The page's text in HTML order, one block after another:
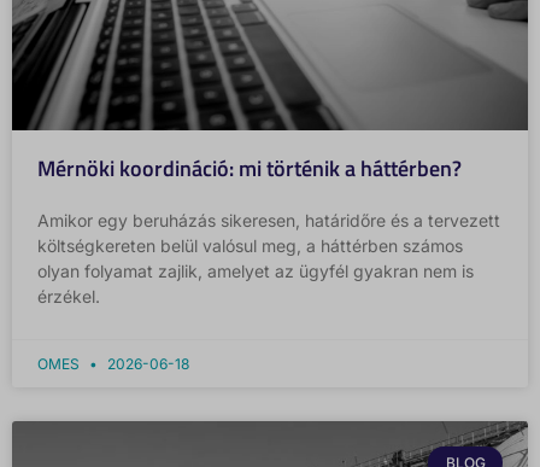
Mérnöki koordináció: mi történik a háttérben?
Amikor egy beruházás sikeresen, határidőre és a tervezett
költségkereten belül valósul meg, a háttérben számos
olyan folyamat zajlik, amelyet az ügyfél gyakran nem is
érzékel.
OMES 2026-06-18
BLOG